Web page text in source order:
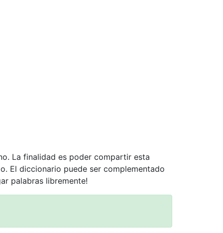
La finalidad es poder compartir esta
El diccionario puede ser complementado
palabras libremente!